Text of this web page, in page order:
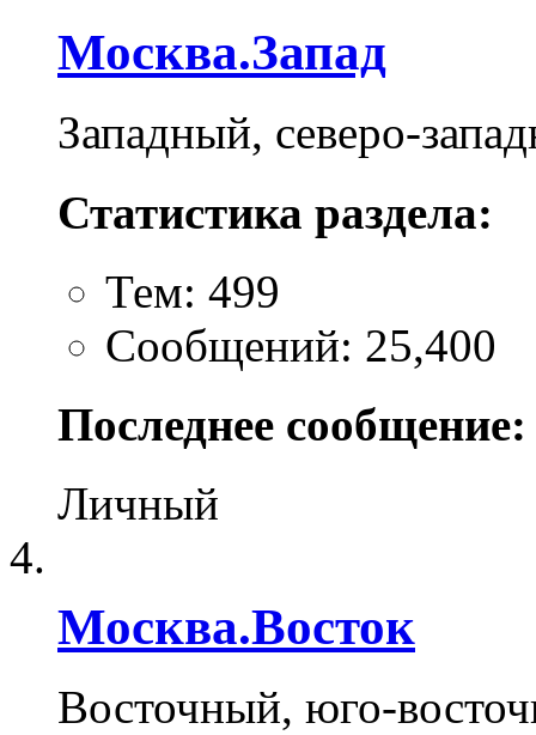
Москва.Запад
Западный, северо-
Статистика раздела:
Тем: 499
Сообщений: 25,400
Последнее сообщение:
Личный
Москва.Восток
Восточный, юго-